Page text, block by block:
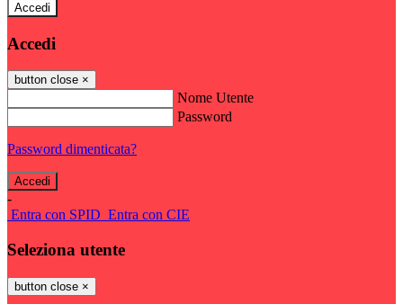
Accedi
Accedi
button close ×
Nome Utente
Password
Password dimenticata?
-
Entra con SPID Entra con CIE
Seleziona utente
button close ×